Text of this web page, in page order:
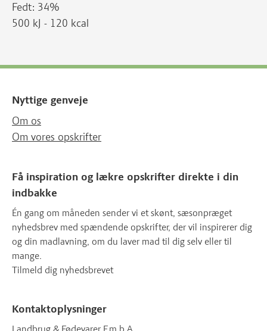
Fedt: 34%
500 kJ - 120 kcal
Nyttige genveje
Om os
Om vores opskrifter
Få inspiration og lækre opskrifter direkte i din
indbakke
Én gang om måneden sender vi et skønt, sæsonpræget
nyhedsbrev med spændende opskrifter, der vil inspirerer dig
og din madlavning, om du laver mad til dig selv eller til
mange.
Tilmeld dig nyhedsbrevet
Kontaktoplysninger